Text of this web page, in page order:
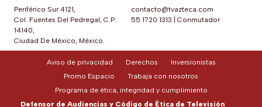
Periférico Sur 4121,
Col. Fuentes Del Pedregal, C.P.
14140,
Ciudad De México, México.
contacto@tvazteca.com
55 1720 1313
Conmutador
Aviso de privacidad Derechos
Inversionistas
Promo Espacio
Trabaja con nosotros
Programa de ética, integridad y cumplimiento
Defensor de Audiencias y Código de Ética de Televisión